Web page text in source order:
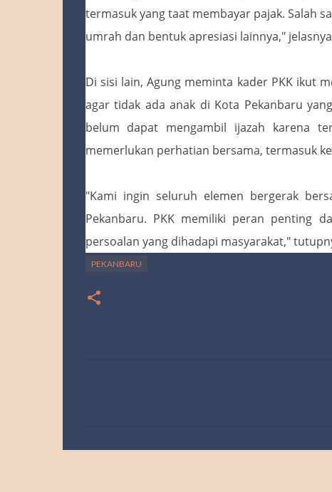
termasuk yang taat membayar pajak. Salah
umrah dan bentuk apresiasi lainnya,"
Di sisi lain, Agung meminta kader PKK ikut
agar tidak ada anak di Kota Pekanbaru
belum dapat mengambil ijazah karena
memerlukan perhatian bersama, termasuk
"Kami ingin seluruh elemen bergerak
Pekanbaru. PKK memiliki peran penting
persoalan yang dihadapi masyarakat,"
PEKANBARU